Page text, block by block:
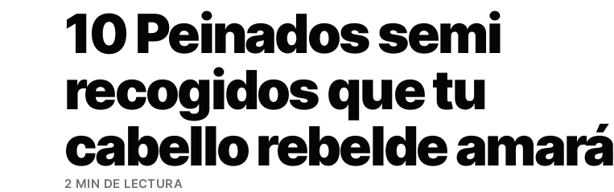
10 Peinados semi
recogidos que tu
cabello rebelde amará
2 MIN DE LECTURA